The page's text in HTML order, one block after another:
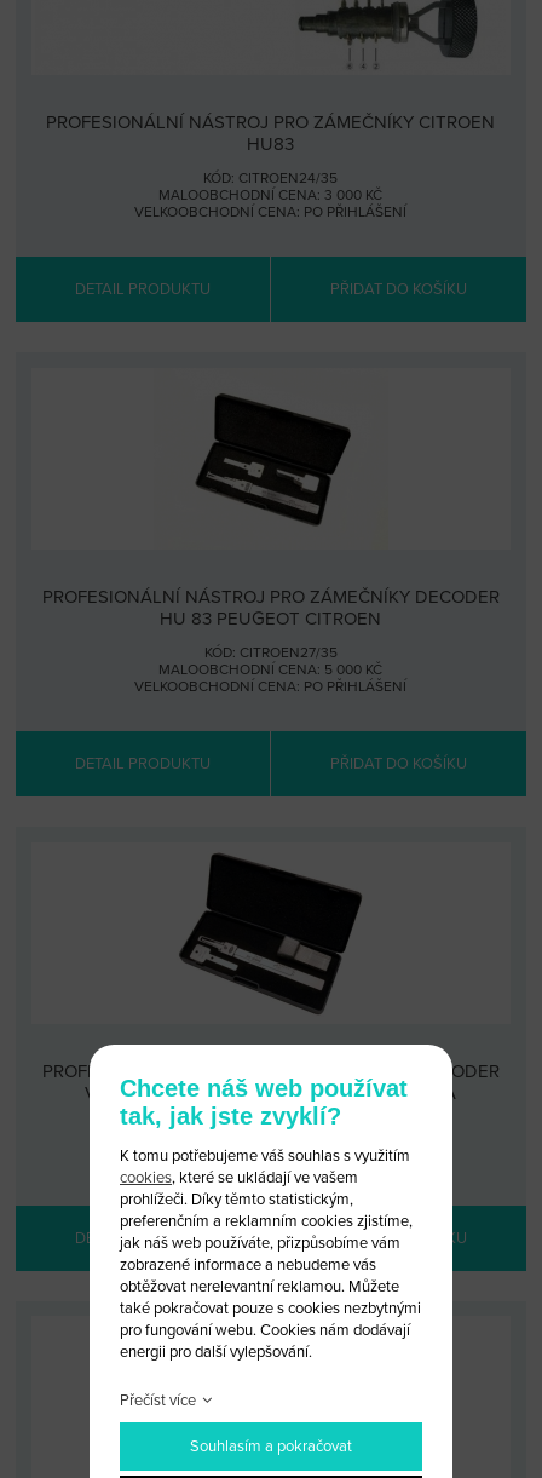
PROFESIONÁLNÍ NÁSTROJ PRO ZÁMEČNÍKY CITROEN
HU83
KÓD: CITROEN24/35
MALOOBCHODNÍ CENA: 3 000 KČ
VELKOOBCHODNÍ CENA: PO PŘIHLÁŠENÍ
DETAIL PRODUKTU PŘIDAT DO KOŠÍKU
PROFESIONÁLNÍ NÁSTROJ PRO ZÁMEČNÍKY DECODER
HU 83 PEUGEOT CITROEN
KÓD: CITROEN27/35
MALOOBCHODNÍ CENA: 5 000 KČ
VELKOOBCHODNÍ CENA: PO PŘIHLÁŠENÍ
DETAIL PRODUKTU PŘIDAT DO KOŠÍKU
PROFESIONÁLNÍ NÁSTROJ PRO ZÁMEČNÍKY DECODER
VA2T PEUGEOT CITROEN RENAULT TOYOTA
KÓD: CITROEN28/35
VELKOOBCHODNÍ CENA:PO PŘIHLÁŠENÍ
DETAIL PRODUKTU PŘIDAT DO KOŠÍKU
Chcete náš web používat
tak, jak jste zvyklí?
K tomu potřebujeme váš souhlas s využitím
cookies, které se ukládají ve vašem
prohlížeči. Díky těmto statistickým,
preferenčním a reklamním cookies zjistíme,
jak náš web používáte, přizpůsobíme vám
zobrazené informace a nebudeme vás
obtěžovat nerelevantní reklamou. Můžete
také pokračovat pouze s cookies nezbytnými
pro fungování webu. Cookies nám dodávají
energii pro další vylepšování.
Přečíst více
Souhlasím a pokračovat